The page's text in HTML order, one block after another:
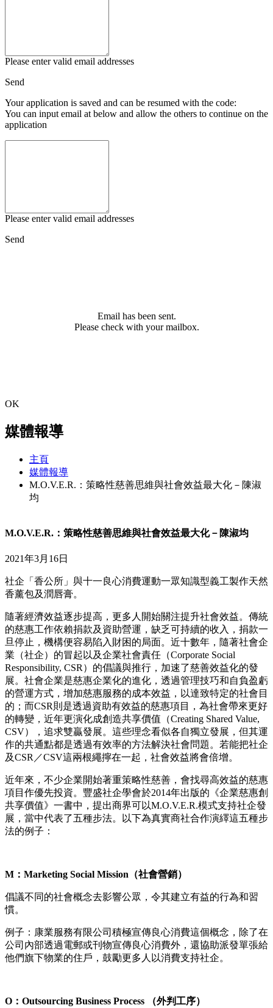
Please enter valid email addresses
Send
Your application is saved and can be resumed with the code:
You can input email at below and allow the others to continue on the
application
Please enter valid email addresses
Send
Email has been sent.
Please check with your mailbox.
OK
媒體報導
主頁
媒體報導
M.O.V.E.R.：策略性慈善思維與社會效益最大化－陳淑
均
M.O.V.E.R.：策略性慈善思維與社會效益最大化－陳淑均
2021年3月16日
社企「香公所」與十一良心消費運動一眾知識型義工製作天然
香薰包及潤唇膏。
隨著經濟效益逐步提高，更多人開始關注提升社會效益。傳統
的慈惠工作依賴捐款及資助營運，缺乏可持續的收入，捐款一
旦停止，機構便容易陷入財困的局面。近十數年，隨著社會企
業（社企）的冒起以及企業社會責任（Corporate Social
Responsibility, CSR）的倡議與推行，加速了慈善效益化的發
展。社會企業是慈惠企業化的進化，透過管理技巧和自負盈虧
的營運方式，增加慈惠服務的成本效益，以達致特定的社會目
的；而CSR則是透過資助有效益的慈惠項目，為社會帶來更好
的轉變，近年更演化成創造共享價值（Creating Shared Value,
CSV），追求雙贏發展。這些理念看似各自獨立發展，但其運
作的共通點都是透過有效率的方法解決社會問題。若能把社企
及CSR／CSV這兩根繩擰在一起，社會效益將會倍增。
近年來，不少企業開始著重策略性慈善，會找尋高效益的慈惠
項目作優先投資。豐盛社企學會於2014年出版的《企業慈惠創
共享價值》一書中，提出商界可以M.O.V.E.R.模式支持社企發
展，當中代表了五種步法。以下為真實商社合作演繹這五種步
法的例子：
M：Marketing Social Mission（社會營銷）
倡議不同的社會概念去影響公眾，令其建立有益的行為和習
慣。
例子：康業服務有限公司積極宣傳良心消費這個概念，除了在
公司內部透過電郵或刊物宣傳良心消費外，還協助派發單張給
他們旗下物業的住戶，鼓勵更多人以消費支持社企。
O：Outsourcing Business Process （外判工序）